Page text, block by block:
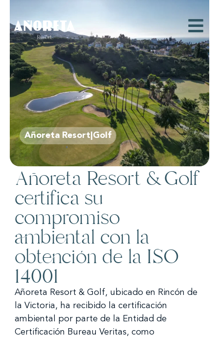
Añoreta Resort|Golf
Añoreta Resort & Golf
certifica su
compromiso
ambiental con la
obtención de la ISO
14001
Añoreta Resort & Golf, ubicado en Rincón de
la Victoria, ha recibido la certificación
ambiental por parte de la Entidad de
Certificación Bureau Veritas, como